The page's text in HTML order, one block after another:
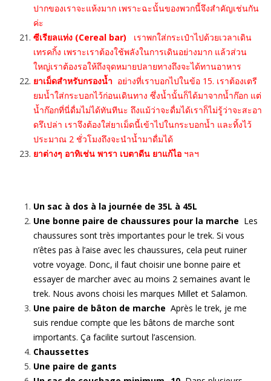
ปากของเราจะแห้งมาก เพราะฉะนั้นของพวกนี้จึงสำคัญเช่นกัน
ค่ะ
ซีเรียลแท่ง (Cereal bar)
เราพกใส่กระเป๋าไปด้วยเวลาเดิน
เทรคกิ้ง เพราะเราต้องใช้พลังในการเดินอย่างมาก แล้วส่วน
ใหญ่เราต้องรอให้ถึงจุดหมายปลายทางถึงจะได้ทานอาหาร
ยาเม็ดสำหรับกรองน้ำ อย่างที่เราบอกไปในข้อ 15. เราต้องเตรี
ยมน้ำใส่กระบอกไว้ก่อนเดินทาง ซึ่งน้ำนั้นก็ได้มาจากน้ำก๊อก แต่
น้ำก๊อกที่นี่ดื่มไม่ได้ทันทีนะ ถึงแม้ว่าจะดื่มได้เราก็ไม่รู้ว่าจะสะอา
ดรึเปล่า เราจึงต้องใส่ยาเม็ดนี้เข้าไปในกระบอกน้ำ และทิ้งไว้
ประมาณ 2 ชั่วโมงถึงจะนำน้ำมาดื่มได้
ยาต่างๆ อาทิเช่น พารา เบตาดีน ยาแก้ไอ ฯลฯ
Un sac à dos à la journée de 35L à 45L
Une bonne paire de chaussures pour la marche Les
chaussures sont très importantes pour le trek. Si vous
n’êtes pas à l’aise avec les chaussures, cela peut ruiner
votre voyage. Donc, il faut choisir une bonne paire et
essayer de marcher avec au moins 2 semaines avant le
trek. Nous avons choisi les marques Millet et Salamon.
Une paire de bâton de marche Après le trek, je me
suis rendue compte que les bâtons de marche sont
importants. Ça facilite surtout l’ascension.
Chaussettes
Une paire de gants